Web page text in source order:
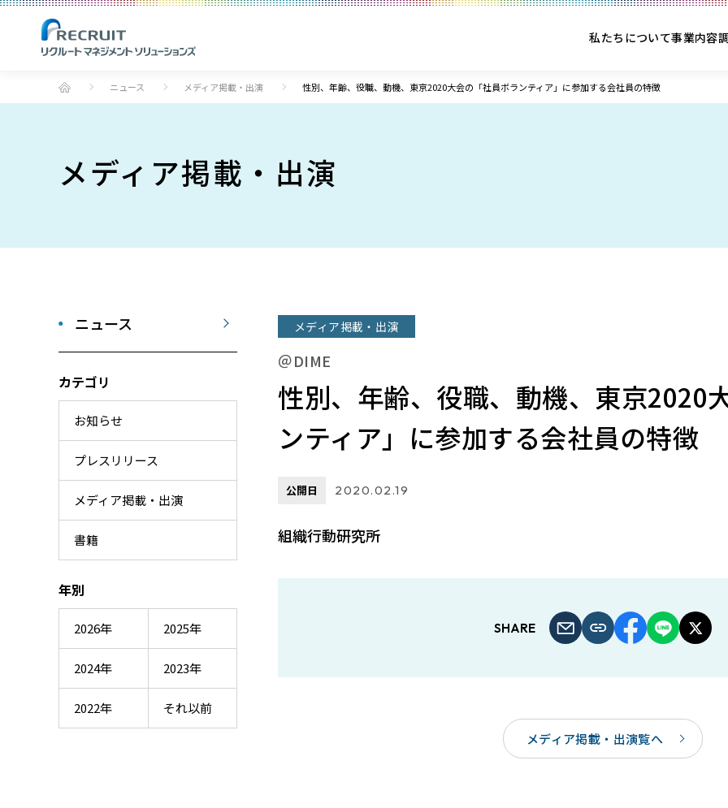
私たちについて事業内容
ニュース メディア掲載・出演 性別、年齢、役職、動機、東京2020大会の「社員ボランティア」に参加する会社員の特徴
メディア掲載・出演
ニュース
カテゴリ
お知らせ
プレスリリース
メディア掲載・出演
書籍
年別
2026年 2025年
2024年 2023年
2022年 それ以前
メディア掲載・出演
＠DIME
性別、年齢、役職、動機、東京2020
ンティア」に参加する会社員の特徴
公開日 2020.02.19
組織行動研究所
SHARE
メディア掲載・出演覧へ